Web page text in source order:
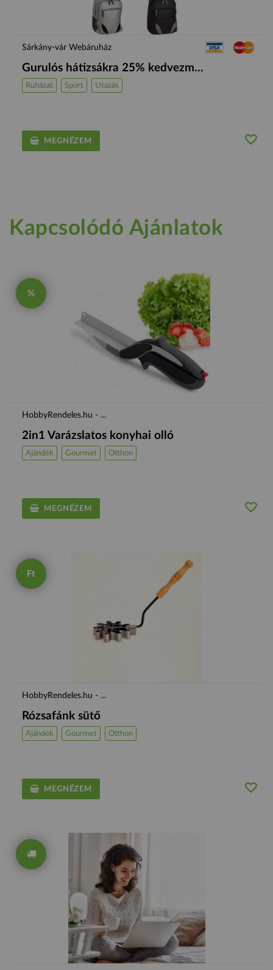
Sárkány-vár Webáruház
Gurulós hátizsákra 25% kedvezm...
Ruházat Sport Utazás
MEGNÉZEM
Kapcsolódó Ajánlatok
%
HobbyRendeles.hu - ...
2in1 Varázslatos konyhai olló
Ajándék Gourmet Otthon
MEGNÉZEM
Ft
HobbyRendeles.hu - ...
Rózsafánk sütő
Ajándék Gourmet Otthon
MEGNÉZEM